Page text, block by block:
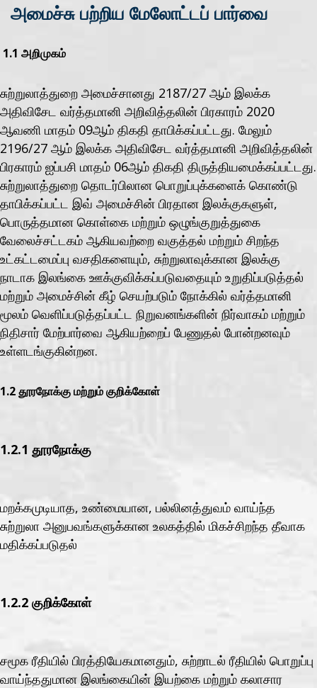
அமைச்சு பற்றிய மேலோட்டப் பார்வை
1.1 அறிமுகம்
சுற்றுலாத்துறை அமைச்சானது 2187/27 ஆம் இலக்க
அதிவிசேட வர்த்தமானி அறிவித்தலின் பிரகாரம் 2020
ஆவணி மாதம் 09ஆம் திகதி தாபிக்கப்பட்டது. மேலும்
2196/27 ஆம் இலக்க அதிவிசேட வர்த்தமானி அறிவித்தலின்
பிரகாரம் ஐப்பசி மாதம் 06ஆம் திகதி திருத்தியமைக்கப்பட்டது.
சுற்றுலாத்துறை தொடர்பிலான பொறுப்புக்களைக் கொண்டு
தாபிக்கப்பட்ட இவ் அமைச்சின் பிரதான இலக்குகளுள்,
பொருத்தமான கொள்கை மற்றும் ஒழுங்குறுத்துகை
வேலைச்சட்டகம் ஆகியவற்றை வகுத்தல் மற்றும் சிறந்த
உட்கட்டமைப்பு வசதிகளையும், சுற்றுலாவுக்கான இலக்கு
நாடாக இலங்கை ஊக்குவிக்கப்படுவதையும் உறுதிப்படுத்தல்
மற்றும் அமைச்சின் கீழ் செயற்படும் நோக்கில் வர்த்தமானி
மூலம் வெளிப்படுத்தப்பட்ட நிறுவனங்களின் நிர்வாகம் மற்றும்
நிதிசார் மேற்பார்வை ஆகியற்றைப் பேணுதல் போன்றனவும்
உள்ளடங்குகின்றன.
1.2 தூரநோக்கு மற்றும் குறிக்கோள்
1.2.1 தூரநோக்கு
மறக்கமுடியாத, உண்மையான, பல்லினத்துவம் வாய்ந்த
சுற்றுலா அனுபவங்களுக்கான உலகத்தில் மிகச்சிறந்த தீவாக
மதிக்கப்படுதல்
1.2.2 குறிக்கோள்
சமூக ரீதியில் பிரத்தியேகமானதும், சுற்றாடல் ரீதியில் பொறுப்பு
வாய்ந்ததுமான இலங்கையின் இயற்கை மற்றும் கலாசார